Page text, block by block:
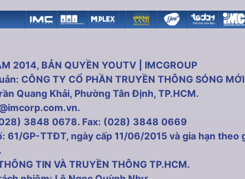
2014, BẢN QUYỀN YOUTV | IMCGROUP
CÔNG TY CỔ PHẦN TRUYỀN THÔNG SÓNG
Quang Khải, Phường Tân Định, TP.HCM.
3848 0678. Fax: (028) 3848 0669
61/GP-TTĐT, ngày cấp 11/06/2015 và gia hạn
TIN VÀ TRUYỀN THÔNG TP.HCM.